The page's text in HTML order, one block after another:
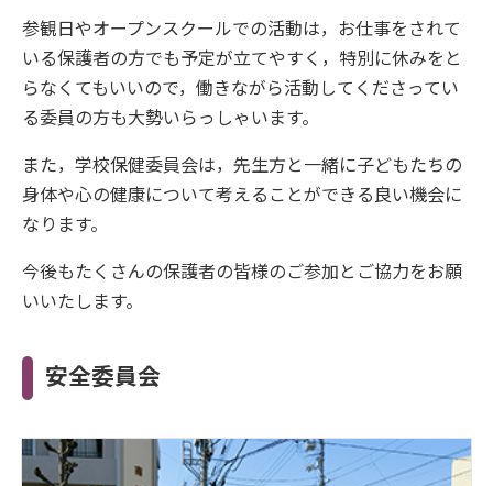
参観日やオープンスクールでの活動は，お仕事をされて
いる保護者の方でも予定が立てやすく，特別に休みをと
らなくてもいいので，働きながら活動してくださってい
る委員の方も大勢いらっしゃいます。
また，学校保健委員会は，先生方と一緒に子どもたちの
身体や心の健康について考えることができる良い機会に
なります。
今後もたくさんの保護者の皆様のご参加とご協力をお願
いいたします。
安全委員会